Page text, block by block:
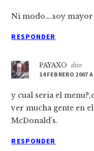
Ni modo….soy mayor
RESPONDER
PAYAXO
dice
14 FEBRERO 2007
y cual seria el
ver mucha gente en
McDonald’s.
RESPONDER